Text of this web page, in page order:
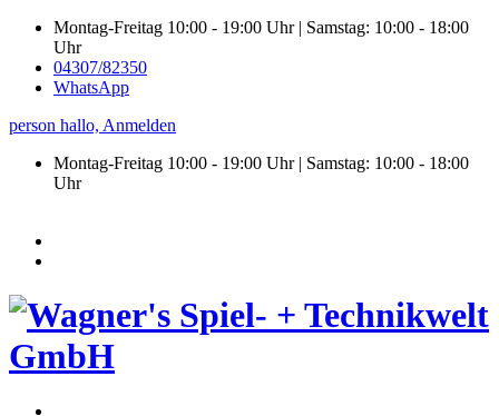
Montag-Freitag 10:00 - 19:00 Uhr | Samstag: 10:00 - 18:00
Uhr
04307/82350
WhatsApp
person hallo, Anmelden
Montag-Freitag 10:00 - 19:00 Uhr | Samstag: 10:00 - 18:00
Uhr